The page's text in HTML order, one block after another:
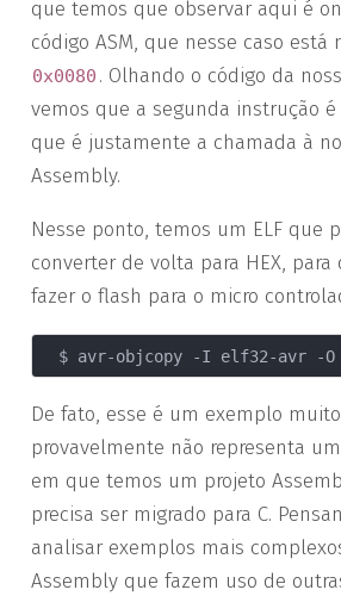
que temos que observar aqui é
código ASM, que nesse caso está
0x0080 . Olhando o código da
vemos que a segunda instrução é
que é justamente a chamada à
Assembly.
Nesse ponto, temos um ELF que
converter de volta para HEX, para
fazer o flash para o micro
De fato, esse é um exemplo
provavelmente não representa
em que temos um projeto
precisa ser migrado para C.
analisar exemplos mais
Assembly que fazem uso de